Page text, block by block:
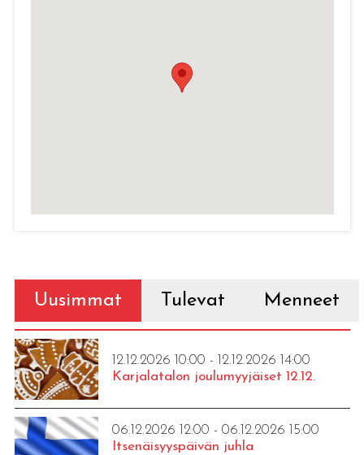
Uusimmat Tulevat Menneet
12.12.2026 10:00 - 12.12.2026 14:00
Karjalatalon joulumyyjäiset 12.12.
06.12.2026 12:00 - 06.12.2026 15:00
Itsenäisyyspäivän juhla